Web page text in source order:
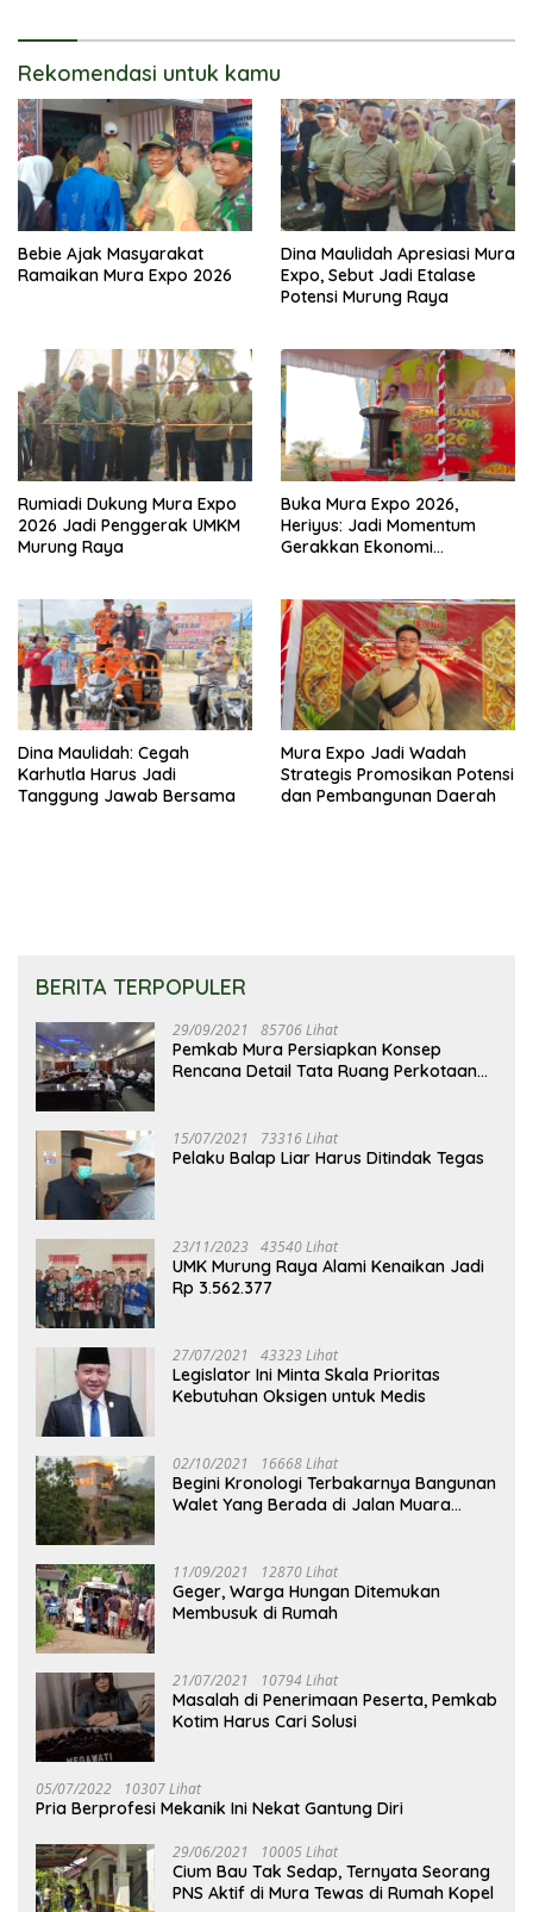
Rekomendasi untuk kamu
Bebie Ajak Masyarakat
Ramaikan Mura Expo 2026
Dina Maulidah Apresiasi Mura
Expo, Sebut Jadi Etalase
Potensi Murung Raya
Rumiadi Dukung Mura Expo
2026 Jadi Penggerak UMKM
Murung Raya
Buka Mura Expo 2026,
Heriyus: Jadi Momentum
Gerakkan Ekonomi
Dina Maulidah: Cegah
Karhutla Harus Jadi
Tanggung Jawab Bersama
Mura Expo Jadi Wadah
Strategis Promosikan Potensi
dan Pembangunan Daerah
BERITA TERPOPULER
29/09/2021 85706 Lihat
Pemkab Mura Persiapkan Konsep
Rencana Detail Tata Ruang Perkotaan
15/07/2021 73316 Lihat
Pelaku Balap Liar Harus Ditindak Tegas
23/11/2023 43540 Lihat
UMK Murung Raya Alami Kenaikan Jadi
Rp 3.562.377
27/07/2021 43323 Lihat
Legislator Ini Minta Skala Prioritas
Kebutuhan Oksigen untuk Medis
02/10/2021 16668 Lihat
Begini Kronologi Terbakarnya Bangunan
Walet Yang Berada di Jalan Muara
11/09/2021 12870 Lihat
Geger, Warga Hungan Ditemukan
Membusuk di Rumah
21/07/2021 10794 Lihat
Masalah di Penerimaan Peserta, Pemkab
Kotim Harus Cari Solusi
05/07/2022 10307 Lihat
Pria Berprofesi Mekanik Ini Nekat Gantung Diri
29/06/2021 10005 Lihat
Cium Bau Tak Sedap, Ternyata Seorang
PNS Aktif di Mura Tewas di Rumah Kopel